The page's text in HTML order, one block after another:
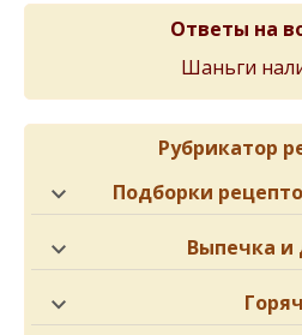
Ответы на
Шаньги
Рубрикатор
Подборки
Выпечка и